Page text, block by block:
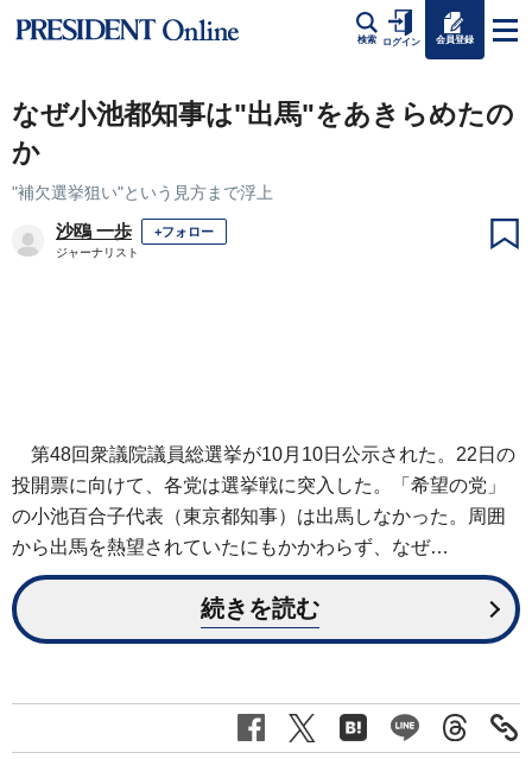
検索 ログイン 会員登録
なぜ小池都知事は"出馬"をあきらめたの
か
"補欠選挙狙い"という見方まで浮上
沙鴎 一歩 +フォロー
ジャーナリスト
第48回衆議院議員総選挙が10月10日公示された。22日の
投開票に向けて、各党は選挙戦に突入した。「希望の党」
の小池百合子代表（東京都知事）は出馬しなかった。周囲
から出馬を熱望されていたにもかかわらず、なぜ…
続きを読む